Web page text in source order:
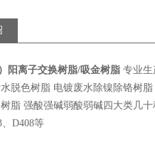
阳离子交换树脂/吸金树脂 专业生
脱色树脂 电镀废水除镍除铬树
脂 强酸强碱弱酸弱碱四大类几十
、D408等